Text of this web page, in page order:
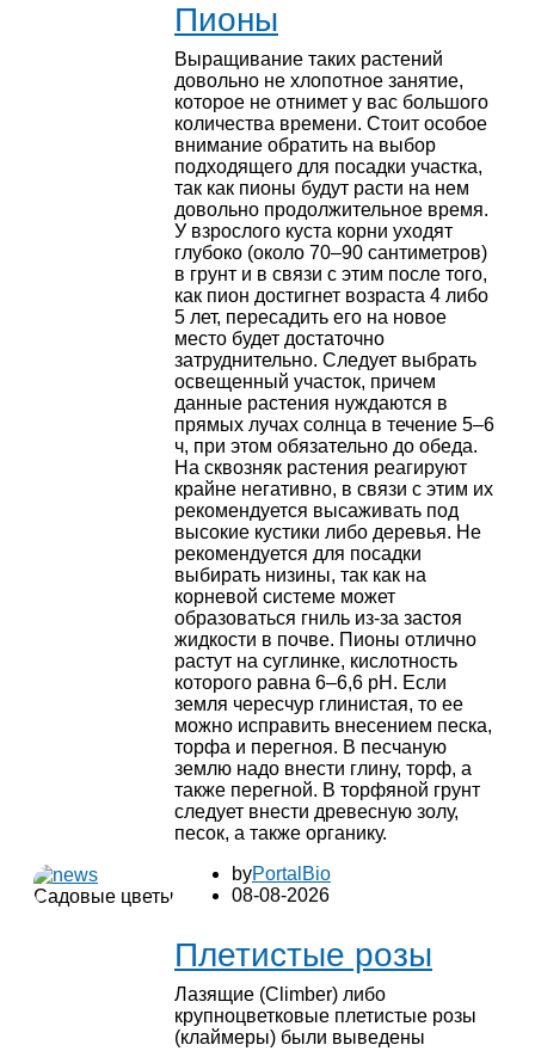
Пионы
Выращивание таких растений
довольно не хлопотное занятие,
которое не отнимет у вас большого
количества времени. Стоит особое
внимание обратить на выбор
подходящего для посадки участка,
так как пионы будут расти на нем
довольно продолжительное время.
У взрослого куста корни уходят
глубоко (около 70–90 сантиметров)
в грунт и в связи с этим после того,
как пион достигнет возраста 4 либо
5 лет, пересадить его на новое
место будет достаточно
затруднительно. Следует выбрать
освещенный участок, причем
данные растения нуждаются в
прямых лучах солнца в течение 5–6
ч, при этом обязательно до обеда.
На сквозняк растения реагируют
крайне негативно, в связи с этим их
рекомендуется высаживать под
высокие кустики либо деревья. Не
рекомендуется для посадки
выбирать низины, так как на
корневой системе может
образоваться гниль из-за застоя
жидкости в почве. Пионы отлично
растут на суглинке, кислотность
которого равна 6–6,6 рН. Если
земля чересчур глинистая, то ее
можно исправить внесением песка,
торфа и перегноя. В песчаную
землю надо внести глину, торф, а
также перегной. В торфяной грунт
следует внести древесную золу,
песок, а также органику.
Садовые цветы
byPortalBio
08-08-2026
Плетистые розы
Лазящие (Climber) либо
крупноцветковые плетистые розы
(клаймеры) были выведены